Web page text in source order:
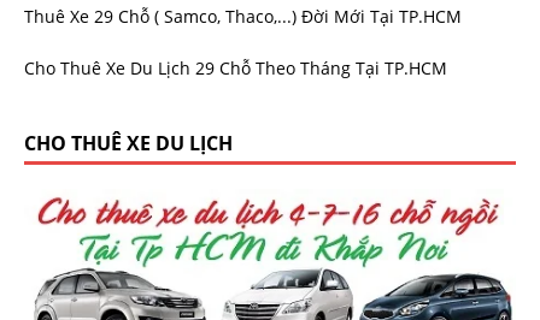
Thuê Xe 29 Chỗ ( Samco, Thaco,...) Đời Mới Tại TP.HCM
Cho Thuê Xe Du Lịch 29 Chỗ Theo Tháng Tại TP.HCM
CHO THUÊ XE DU LỊCH